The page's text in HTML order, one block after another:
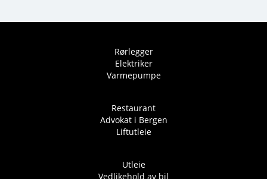
Rørlegger
Elektriker
Varmepumpe
Restaurant
Advokat i Bergen
Liftutleie
Utleie
Vedlikehold av bil